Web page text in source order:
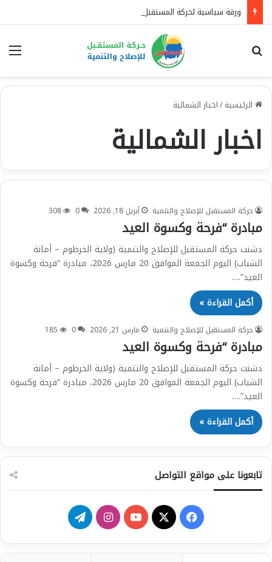
الرئيسية/اخبار الشمالية
اخبار الشمالية
حركة المستقبل للإصلاح والتنمية أبريل 18, 2026 0
308
مبادرة “فرحة وكسوة العيد
دشنت حركة المستقبل للإصلاح والتنمية (ولاية الخرطوم – أمانة
الشباب) اليوم الجمعة الموافق 20 مارس 2026، مبادرة “فرحة وكسوة
العيد”.…
أكمل القراءة »
حركة المستقبل للإصلاح والتنمية مارس 21, 2026 0
185
مبادرة “فرحة وكسوة العيد
دشنت حركة المستقبل للإصلاح والتنمية (ولاية الخرطوم – أمانة
الشباب) اليوم الجمعة الموافق 20 مارس 2026، مبادرة “فرحة وكسوة
العيد”.…
أكمل القراءة »
تابعونا على مواقع التواصل
ف
ي
X
و
ن
ي